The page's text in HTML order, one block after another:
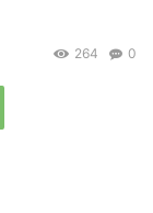
0
264